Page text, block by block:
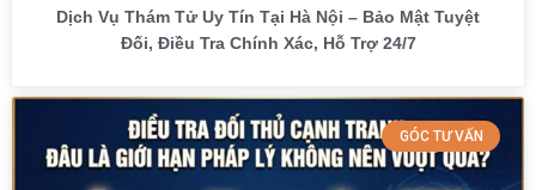
Dịch Vụ Thám Tử Uy Tín Tại Hà Nội – Bảo Mật Tuyệt
Đối, Điều Tra Chính Xác, Hỗ Trợ 24/7
GÓC TƯ VẤN